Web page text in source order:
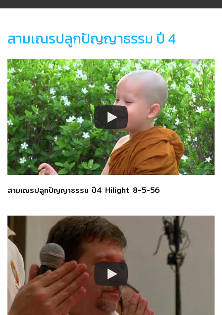
สามเณรปลูกปัญญาธรรม ปี 4
สามเณรปลูกปัญญาธรรม ปี4 Hilight 8-5-56